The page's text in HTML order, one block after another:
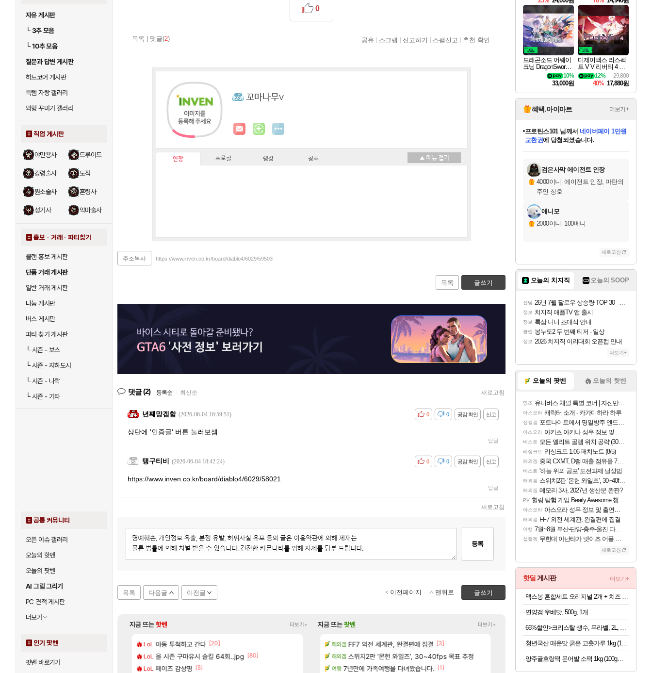
자유 게시판
└3추 모음
└10추 모음
질문과 답변 게시판
하드코어 게시판
득템 자랑 갤러리
외형 꾸미기 갤러리
직업 게시판
야만용사 드루이드
강령술사 도적
원소술사 혼령사
성기사 악마술사
홍보 · 거래 · 파티찾기
클랜 홍보 게시판
단품 거래 게시판
일반 거래 게시판
나눔 게시판
버스 게시판
파티 찾기 게시판
└시즌 - 보스
└시즌 - 지하도시
└시즌 - 나락
└시즌 - 기타
공통 커뮤니티
오픈 이슈 갤러리
오늘의 핫벤
오늘의 팟벤
AI 그림 그리기
PC 견적 게시판
더보기
인기 팟벤
팟벤 바로가기
목록 댓글(2)
0
공유 스크랩 신고하기 스팸신고 추천 확인
꼬마나무v
인장 프로필 랭킹 칭호
주소복사 https://www.inven.co.kr/board/diablo4/6029/59503
목록 글쓰기
댓글(2) 등록순 최신순 새로고침
년째망겜함 (2026-06-04 16:59:51) 신고
공감 확인
비공감 0
0
상단에 '인증글' 버튼 눌러보셈
답글
탱구티비 (2026-06-04 18:42:24) 신고
공감 확인
비공감 0
0
https://www.inven.co.kr/board/diablo4/6029/58021
답글
새로고침
등록
목록 다음글 이전글 글쓰기
이전페이지 맨위로
지금 뜨는핫벤 더보기+
온거 10추 하니 올리자
[77]
LoL 야동 투척하고 간다 [20]
LoL 올 시즌 구마유시 솔킬 64회..jpg [80]
LoL 페이즈 감상평 [5]
리니지M 방금 일어난일 [14]
오버워치 D.Mon 애니메이션 영웅 시네마틱 [7]
검은사막 하이퍼 부스트 이후 길 잃은 뉴비분들!
보상 공지 나온거 10추 하니 올리자 [88]
챌린저#77777 저격했습니다! [106]
지금 뜨는팟벤 더보기+
이쁜곳이 많은것 같습니다
아스오라 아사쿠라 마이 성우 정보 및 주요 필모
아스오라 아스오라 성우 정보 및 출연작 모음
아스오라 아키츠 아키나 성우 정보 및 주요 필모
해외겜 FF7 외전 세계관, 완결편에 집결 [3]
해외겜 스위치2판 ‘몬헌 와일즈’, 30~40fps 목표 추정
여행 7년만에 가족여행을 다녀왔습니다. [1]
국내에도 이쁜곳이 많은것 같습니다
해외겜 중국 CXMT, D램 매출 점유율 7%…글로벌 4위로 부상
리싱크드
드래곤소드 어웨이
크닝 DragonSword A
10%
33,000원
디제이맥스 리스펙
트 V V 리버티 4 팩
DJMAX RESPECT
V V Liberty 4 Pack D
29,800
12%
40% 17,880원
혜택.아이마트 더보기+
교환.
당첨되셨습니다.
당첨되셨습니다.
당첨되셨습니다.
프로틴스101님께서 네이버페이 1만원
교환권에 당첨되셨습니다.
당첨되셨습니다.
당첨되셨습니다.
당첨되셨습니다.
당첨되셨습니다.
에디션 (스팀코드)를 교환.
당첨되셨습니다.
검은사막 에이전트 인장
4000이니 ·에이전트 인장, 마탄의
주인 칭호
애니모
2000이니 · 100베니
새로고침
오늘의 치지직 오늘의 SOOP
잡담 26년 7월 팔로우 상승량 TOP 30 - 월간 치지직
정보 치지직 애플TV 앱 출시
정보 룩삼 니니 초대석 안내
클립 봉누도2 두 번째 티저 - 일상
정보 2026 치지직 이리대회 오픈컵 안내
더보기+
오늘의 팟벤 오늘의 핫벤
명조 유니버스 채널 특별 코너 | 자신만의 스타일
아스오라 캐릭터 소개 - 카가미하라 하루
섭컬겜 포트나이트에서 명일방주 엔드필드 [펠리카] 판매 예정
아스오라 아키츠 아키나 성우 정보 및 주요 필모
비스트 모든 엘리트 골렘 위치 공략 (30개) - 방랑 결투가
리싱크드 리싱크드 1.06 패치노트 (8/5)
해외겜 중국 CXMT, D램 매출 점유율 7%…글로벌 4위로 부상
비스트 '하늘 위의 공포' 도전과제 달성법
해외겜 스위치2판 ‘몬헌 와일즈’, 30~40fps 목표 추정
해외겜 메모리 3사, 2027년 생산분 완판?
PV 힐링 탐험 게임 Bearly Awesome 챕터 1 트레일러
아스오라 아스오라 성우 정보 및 출연작 모음
해외겜 FF7 외전 세계관, 완결편에 집결
여행 7월~8월 부산-단양-충주-울진 다녀왔어요~
섭컬겜 무한대 아난타가 넷이즈 어플 달력에 일정 등록
새로고침
핫딜 게시판 더보기+
연양갱 우베맛, 500g, 1개
양주골호랑떡 문어발 소떡 1kg (100g당 1,340원)